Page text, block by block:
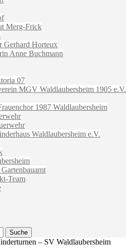
Merg-Frick
Gerhard Horteux
Anne Buchmann
07
MGV Waldlaubersheim 1905 e.V.
1987 Waldlaubersheim
Waldlaubersheim e.V.
Team
– SV Waldlaubersheim